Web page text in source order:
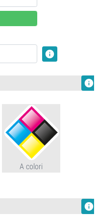
info
info
A colori
info